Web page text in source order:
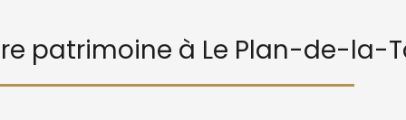
patrimoine à Le Plan-de-la-